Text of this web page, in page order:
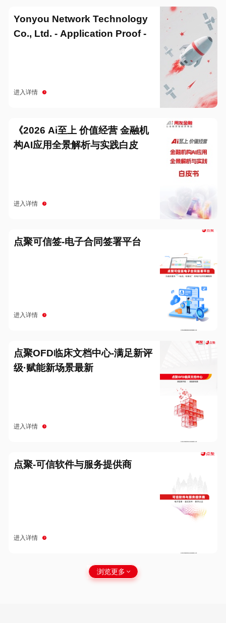
Yonyou Network Technology
Co., Ltd. - Application Proof -
进入详情
《2026 Ai至上 价值经营 金融机
构AI应用全景解析与实践白皮
进入详情
点聚可信签-电子合同签署平台
进入详情
点聚OFD临床文档中心-满足新评
级·赋能新场景最新
进入详情
点聚-可信软件与服务提供商
进入详情
浏览更多